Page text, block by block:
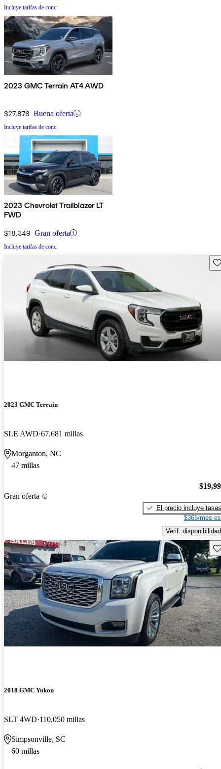
Incluye tarifas de conc.
2023 GMC Terrain AT4 AWD
$27,876 Buena oferta
Incluye tarifas de conc.
2023 Chevrolet Trailblazer LT
FWD
$18,349 Gran oferta
Incluye tarifas de conc.
2023 GMC Terrain
SLE AWD 67,681 millas
Morganton, NC
47 millas
Gran oferta
El precio incluye tasas
$365/mes
Verif. disponibilidad
2018 GMC Yukon
SLT 4WD 110,050 millas
Simpsonville, SC
60 millas